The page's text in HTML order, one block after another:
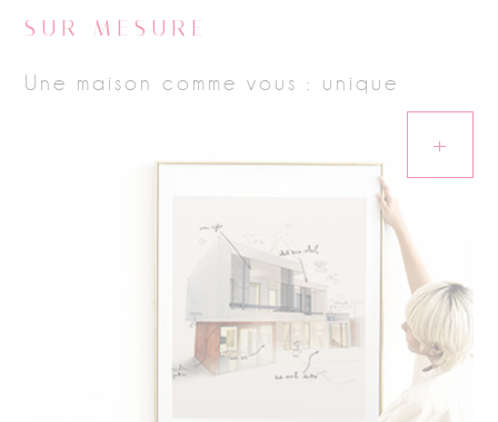
SUR MESURE
Une maison comme vous : unique
+